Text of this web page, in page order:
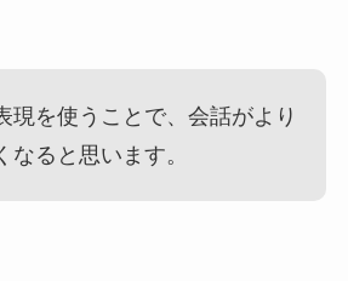
現を使うことで、会話がより
なると思います。